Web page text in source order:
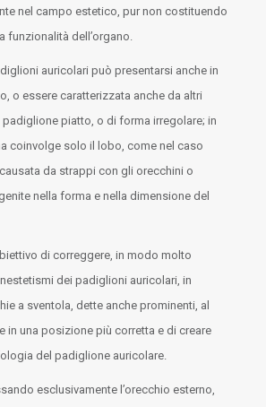
nel campo estetico, pur non costituendo
funzionalità dell’organo.
auricolari può presentarsi anche in
o essere caratterizzata anche da altri
piatto, o di forma irregolare; in
coinvolge solo il lobo, come nel caso
da strappi con gli orecchini o
nella forma e nella dimensione del
di correggere, in modo molto
dei padiglioni auricolari, in
a sventola, dette anche prominenti, al
in una posizione più corretta e di creare
del padiglione auricolare.
esclusivamente l’orecchio esterno,